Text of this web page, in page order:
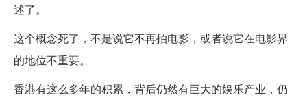
述了。
这个概念死了，不是说它不再拍电影，或者说它在电影界
的地位不重要。
香港有这么多年的积累，背后仍然有巨大的娱乐产业，仍